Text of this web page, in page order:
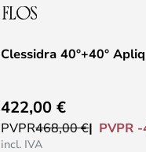
Clessidra 40°+40°
422,00 €
PVPR468,00 € PVPR
incl. IVA